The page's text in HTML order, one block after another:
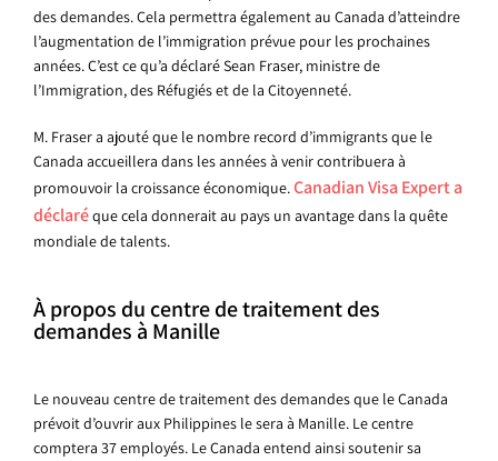
des demandes. Cela permettra également au Canada d’atteindre
l’augmentation de l’immigration prévue pour les prochaines
années. C’est ce qu’a déclaré Sean Fraser, ministre de
l’Immigration, des Réfugiés et de la Citoyenneté.
M. Fraser a ajouté que le nombre record d’immigrants que le
Canada accueillera dans les années à venir contribuera à
promouvoir la croissance économique.Canadian Visa Expert a
déclaréque cela donnerait au pays un avantage dans la quête
mondiale de talents.
À propos du centre de traitement des
demandes à Manille
Le nouveau centre de traitement des demandes que le Canada
prévoit d’ouvrir aux Philippines le sera à Manille. Le centre
comptera 37 employés. Le Canada entend ainsi soutenir sa